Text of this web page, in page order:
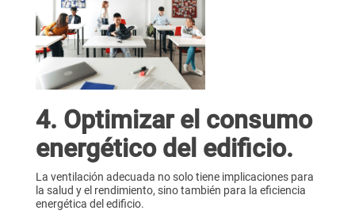
4. Optimizar el consumo
energético del edificio.
La ventilación adecuada no solo tiene implicaciones para
la salud y el rendimiento, sino también para la eficiencia
energética del edificio.